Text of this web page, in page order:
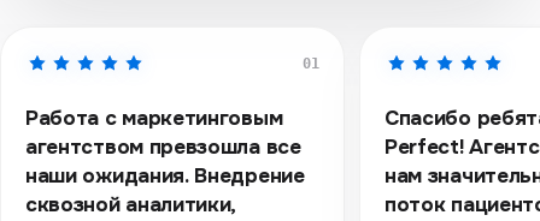
01
Работа с маркетинговым
агентством превзошла все
наши ожидания. Внедрение
сквозной аналитики,
Спасибо
Perfect!
нам
поток